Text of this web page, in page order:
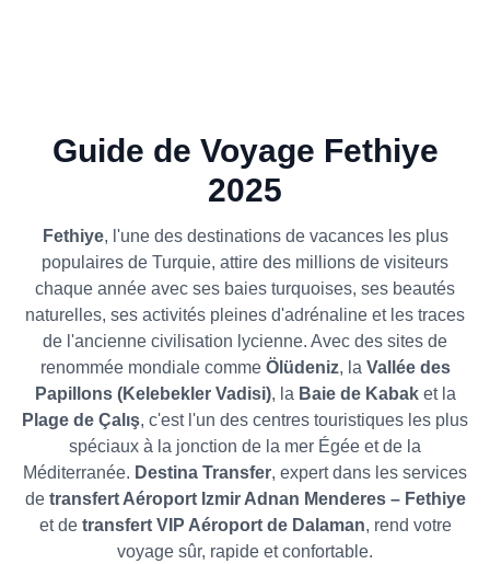
Guide de Voyage Fethiye
2025
Fethiye, l'une des destinations de vacances les plus
populaires de Turquie, attire des millions de visiteurs
chaque année avec ses baies turquoises, ses beautés
naturelles, ses activités pleines d'adrénaline et les traces
de l'ancienne civilisation lycienne. Avec des sites de
renommée mondiale comme Ölüdeniz, la Vallée des
Papillons (Kelebekler Vadisi), la Baie de Kabaket la
Plage de Çalış, c'est l'un des centres touristiques les plus
spéciaux à la jonction de la mer Égée et de la
Méditerranée. Destina Transfer, expert dans les services
de transfert Aéroport Izmir Adnan Menderes – Fethiye
et de transfert VIP Aéroport de Dalaman, rend votre
voyage sûr, rapide et confortable.